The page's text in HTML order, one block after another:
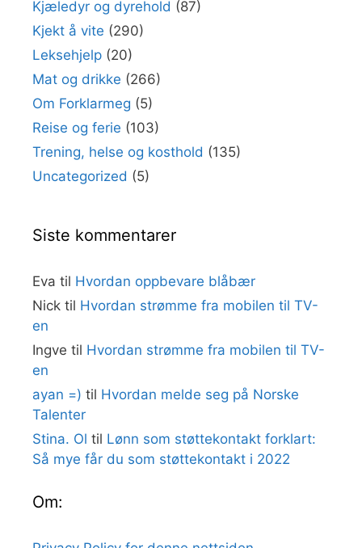
Kjæledyr og dyrehold (87)
Kjekt å vite (290)
Leksehjelp (20)
Mat og drikke (266)
Om Forklarmeg (5)
Reise og ferie (103)
Trening, helse og kosthold (135)
Uncategorized (5)
Siste kommentarer
Eva til Hvordan oppbevare blåbær
Nick til Hvordan strømme fra mobilen til TV-
en
Ingve til Hvordan strømme fra mobilen til TV-
en
ayan =) til Hvordan melde seg på Norske
Talenter
Stina. Ol til Lønn som støttekontakt forklart:
Så mye får du som støttekontakt i 2022
Om: